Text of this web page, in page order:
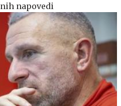
napovedi